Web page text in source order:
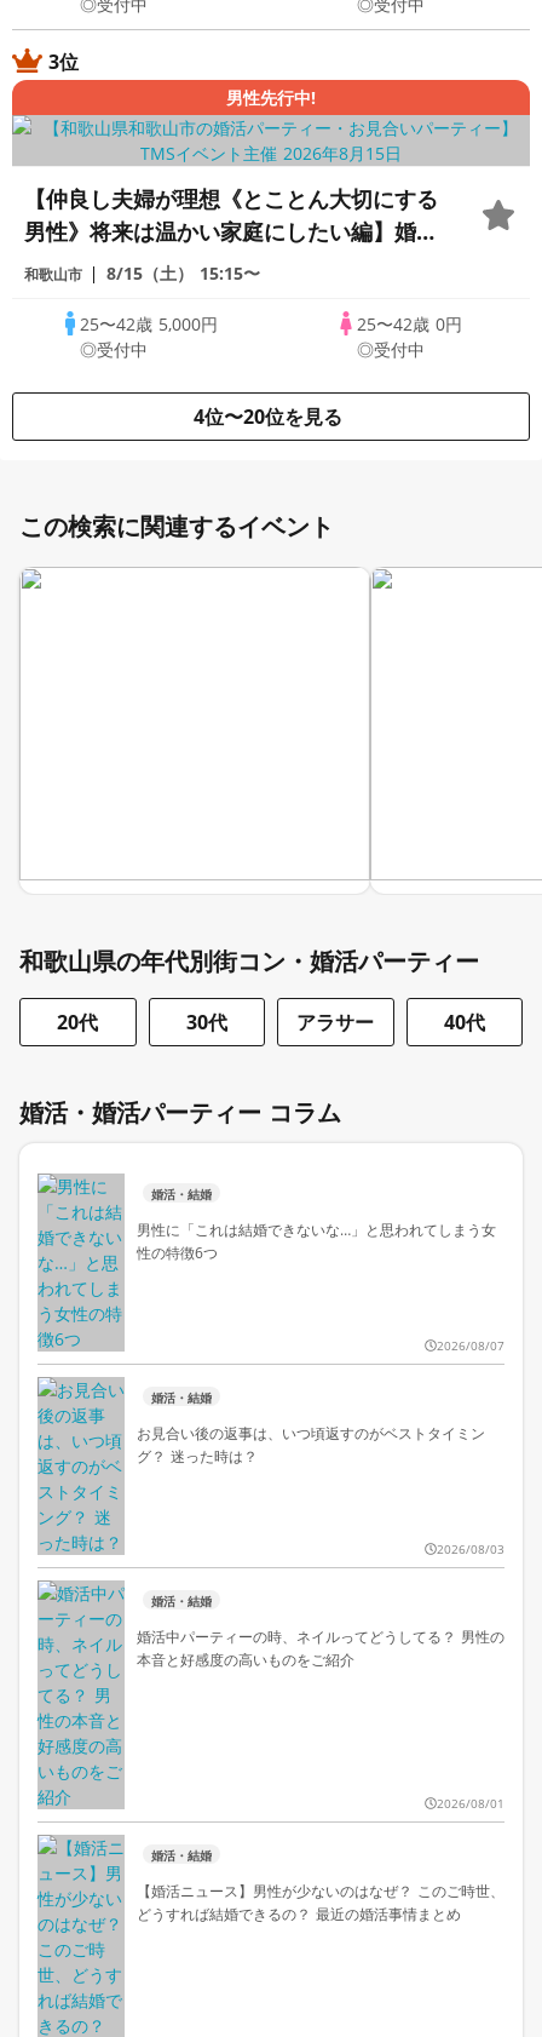
3位
男性先行中!
【仲良し夫婦が理想《とことん大切にする
男性》将来は温かい家庭にしたい編】婚活
パーティー・街コン ～真剣な出会い～
和歌山市 8/15（土） 15:15〜
25〜42歳 5,000円
◎受付中
25〜42歳 0円
◎受付中
4位〜20位を見る
この検索に関連するイベント
和歌山県の年代別街コン・婚活パーティー
20代 30代 アラサー 40代
婚活・婚活パーティー コラム
婚活・結婚
男性に「これは結婚できないな…」と思われてしまう女
性の特徴6つ
2026/08/07
婚活・結婚
お見合い後の返事は、いつ頃返すのがベストタイミン
グ？ 迷った時は？
2026/08/03
婚活・結婚
婚活中パーティーの時、ネイルってどうしてる？ 男性の
本音と好感度の高いものをご紹介
2026/08/01
婚活・結婚
【婚活ニュース】男性が少ないのはなぜ？ このご時世、
どうすれば結婚できるの？ 最近の婚活事情まとめ